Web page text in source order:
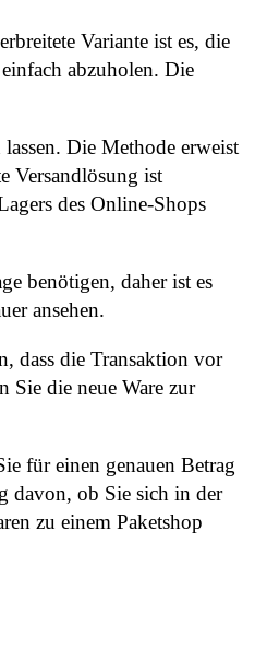
Variante ist es, die
abzuholen. Die
Die Methode erweist
Versandlösung ist
des Online-Shops
benötigen, daher ist es
ansehen.
dass die Transaktion vor
Sie die neue Ware zur
für einen genauen Betrag
davon, ob Sie sich in der
zu einem Paketshop